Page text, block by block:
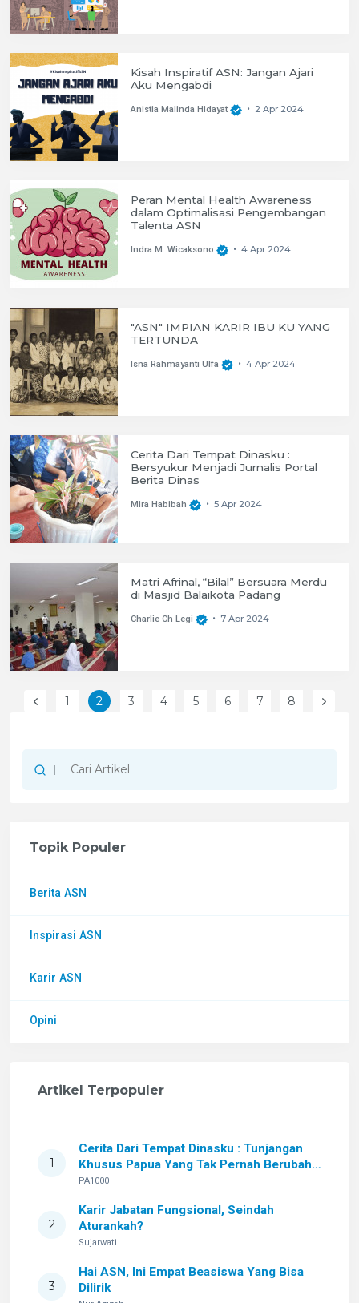
Kisah Inspiratif ASN: Jangan Ajari
Aku Mengabdi
Anistia Malinda Hidayat • 2 Apr 2024
Peran Mental Health Awareness
dalam Optimalisasi Pengembangan
Talenta ASN
Indra M. Wicaksono • 4 Apr 2024
"ASN" IMPIAN KARIR IBU KU YANG
TERTUNDA
Isna Rahmayanti Ulfa • 4 Apr 2024
Cerita Dari Tempat Dinasku :
Bersyukur Menjadi Jurnalis Portal
Berita Dinas
Mira Habibah • 5 Apr 2024
Matri Afrinal, “Bilal” Bersuara Merdu
di Masjid Balaikota Padang
Charlie Ch Legi • 7 Apr 2024
Previous
1 2 3 4 5 6 7 8 Next
Topik Populer
Berita ASN
Inspirasi ASN
Karir ASN
Opini
Artikel Terpopuler
1
Cerita Dari Tempat Dinasku : Tunjangan
Khusus Papua Yang Tak Pernah Berubah
Setelah Sekian Lama
PA1000
2
Karir Jabatan Fungsional, Seindah
Aturankah?
Sujarwati
3
Hai ASN, Ini Empat Beasiswa Yang Bisa
Dilirik